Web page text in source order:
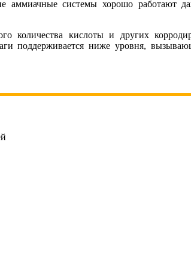
аммиачные системы хорошо работают
количества кислоты и других
поддерживается ниже уровня,